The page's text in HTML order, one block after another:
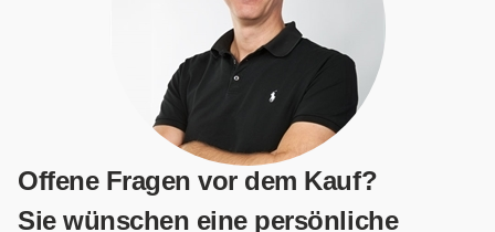
Offene Fragen vor dem Kauf?
Sie wünschen eine persönliche